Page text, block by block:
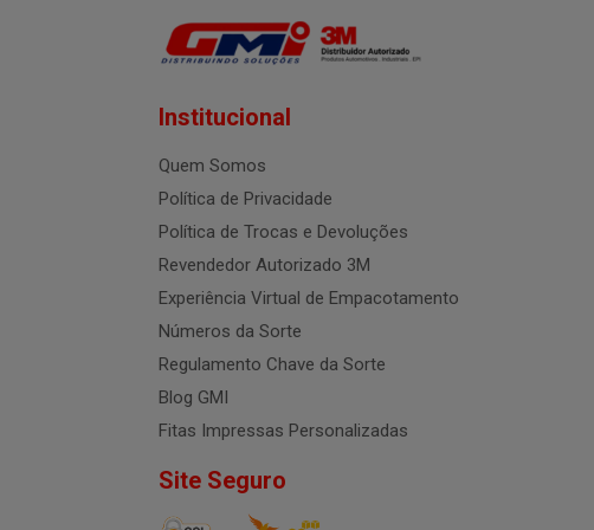
Institucional
Quem Somos
Política de Privacidade
Política de Trocas e Devoluções
Revendedor Autorizado 3M
Experiência Virtual de Empacotamento
Números da Sorte
Regulamento Chave da Sorte
Blog GMI
Fitas Impressas Personalizadas
Site Seguro